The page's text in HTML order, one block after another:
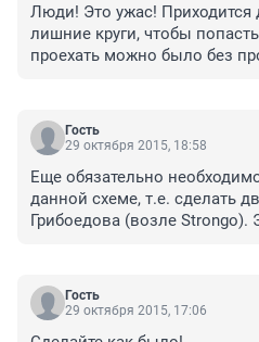
Люди! Это ужас! Приходится
лишние круги, чтобы
проехать можно было без
собирают, ну так правда
схема работает в обратном
проблемы водителям и не
Гость
29 октября 2015, 18:58
Еще обязательно
данной схеме, т.е. сделать
Грибоедова (возле Strongo).
заезжать на ул. Лебедевой
тратить лишнее время на
заторов своим транспортом,
Гость
29 октября 2015, 17:06